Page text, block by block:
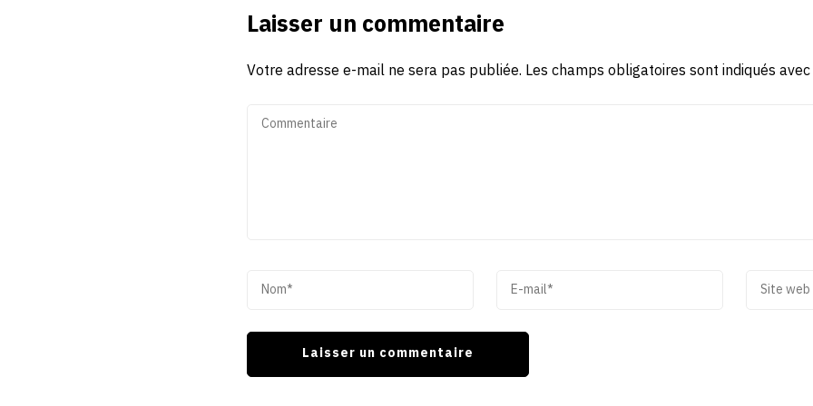
Laisser un commentaire
Votre adresse e-mail ne sera pas publiée. Les champs obligatoires sont indiqués avec